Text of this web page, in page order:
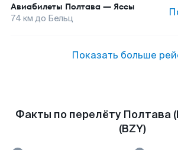
Авиабилеты Полтава — Яссы
74 км до Бельц
Показать больше
Факты по перелёту Полтава
(BZY)